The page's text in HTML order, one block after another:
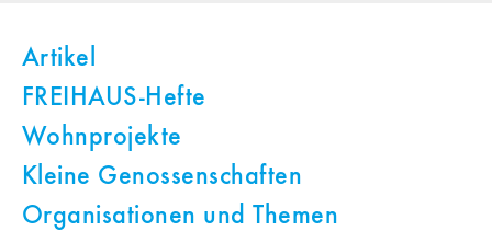
Artikel
FREIHAUS-Hefte
Wohnprojekte
Kleine Genossenschaften
Organisationen und Themen